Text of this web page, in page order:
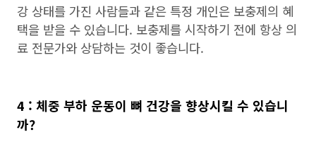
강 상태를 가진 사람들과 같은 특정 개인은 보충제의 혜
택을 받을 수 있습니다. 보충제를 시작하기 전에 항상 의
료 전문가와 상담하는 것이 좋습니다.
4 : 체중 부하 운동이 뼈 건강을 향상시킬 수 있습니
까?